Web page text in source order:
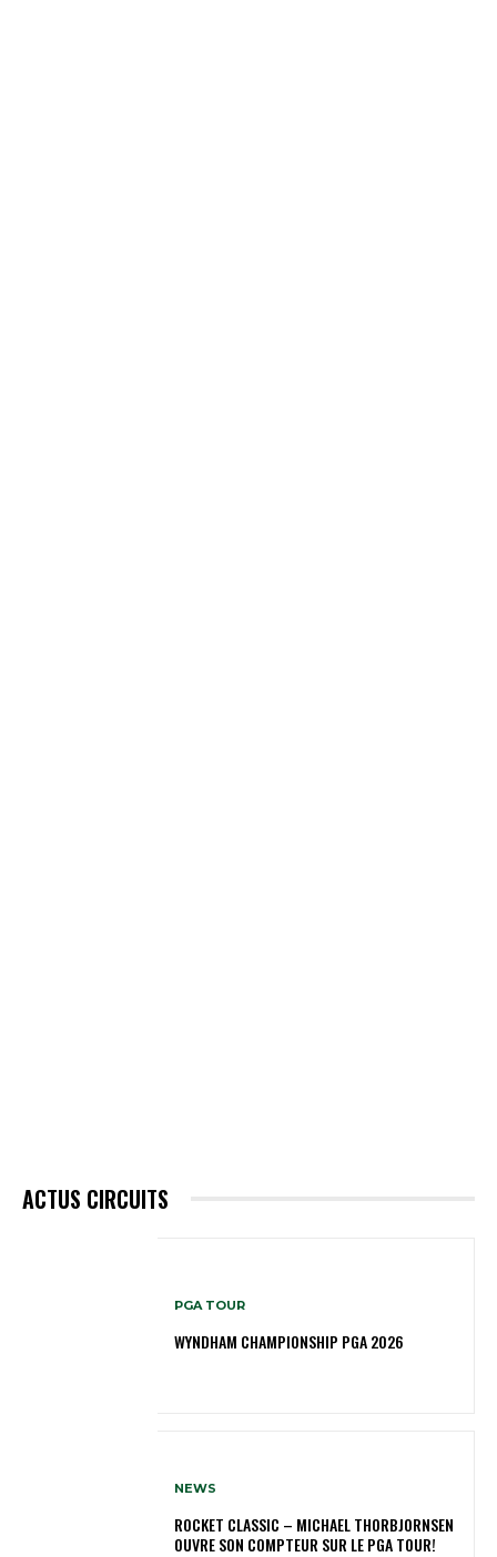
ACTUS CIRCUITS
PGA TOUR
WYNDHAM CHAMPIONSHIP PGA 2026
NEWS
ROCKET CLASSIC – MICHAEL THORBJORNSEN
OUVRE SON COMPTEUR SUR LE PGA TOUR!